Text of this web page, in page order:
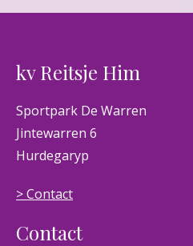
kv Reitsje Him
Sportpark De Warren
Jintewarren 6
Hurdegaryp
> Contact
Contact